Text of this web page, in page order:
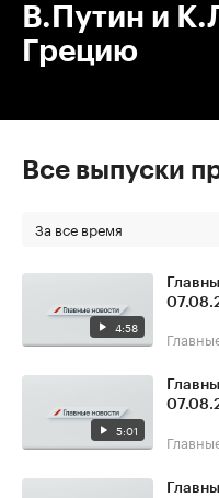
В.Путин и
Грецию
Все выпуски
За все время
4:58
5:01